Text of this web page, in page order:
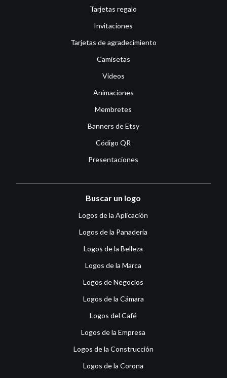
Tarjetas regalo
Invitaciones
Tarjetas de agradecimiento
Camisetas
Vídeos
Animaciones
Membretes
Banners de Etsy
Código QR
Presentaciones
Buscar un logo
Logos de la Aplicación
Logos de la Panadería
Logos de la Belleza
Logos de la Marca
Logos de Negocios
Logos de la Cámara
Logos del Café
Logos de la Empresa
Logos de la Construcción
Logos de la Corona